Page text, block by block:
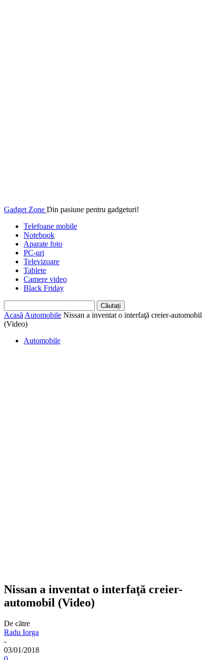
Gadget Zone Din pasiune pentru gadgeturi!
Telefoane mobile
Notebook
Aparate foto
PC-uri
Televizoare
Tablete
Camere video
Black Friday
Acasă Automobile Nissan a inventat o interfaţă creier-automobil
(Video)
Automobile
Nissan a inventat o interfaţă creier-
automobil (Video)
De către
Radu Iorga
-
03/01/2018